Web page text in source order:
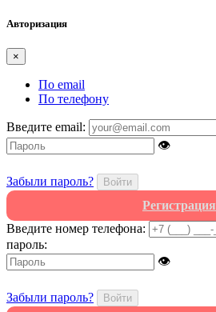
Авторизация
×
По email
По телефону
Введите email:
👁
Забыли пароль? Войти
Регистрация
Введите номер телефона:
пароль:
👁
Забыли пароль? Войти